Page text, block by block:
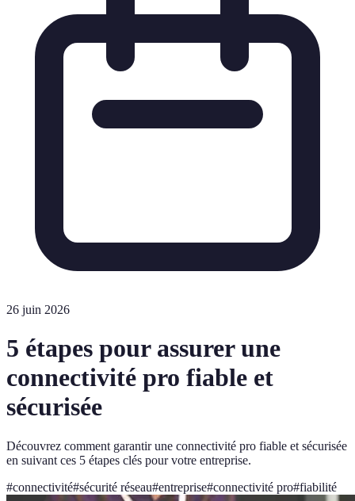
26 juin 2026
5 étapes pour assurer une
connectivité pro fiable et
sécurisée
Découvrez comment garantir une connectivité pro fiable et sécurisée
en suivant ces 5 étapes clés pour votre entreprise.
#connectivité#sécurité réseau#entreprise#connectivité pro#fiabilité